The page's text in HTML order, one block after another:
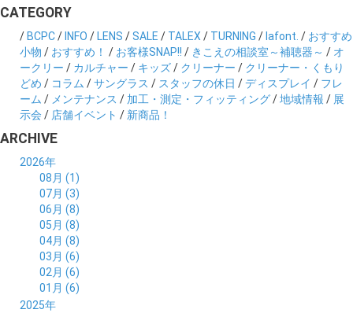
CATEGORY
/ BCPC/ INFO / LENS /SALE / TALEX / TURNING / lafont. / おすすめ
小物 / おすすめ！ / お客様SNAP!! / きこえの相談室～補聴器～ / オ
ークリー / カルチャー / キッズ/ クリーナー / クリーナー・くもり
どめ / コラム /サングラス / スタッフの休日 /ディスプレイ / フレ
ーム / メンテナンス / 加工・測定・フィッティング/地域情報 / 展
示会 / 店舗イベント / 新商品！
ARCHIVE
2026年
08月 (1)
07月 (3)
06月 (8)
05月 (8)
04月 (8)
03月 (6)
02月 (6)
01月 (6)
2025年